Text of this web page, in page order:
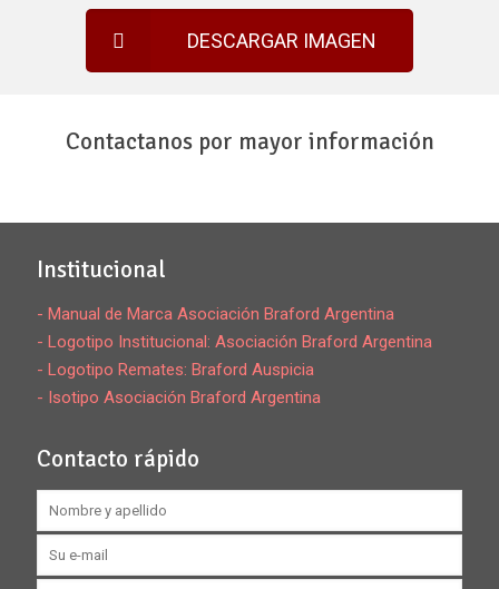
DESCARGAR IMAGEN
Contactanos por mayor información
Institucional
- Manual de Marca Asociación Braford Argentina
- Logotipo Institucional: Asociación Braford Argentina
- Logotipo Remates: Braford Auspicia
- Isotipo Asociación Braford Argentina
Contacto rápido